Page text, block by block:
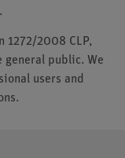
1272/2008 CLP,
general public. We
users and